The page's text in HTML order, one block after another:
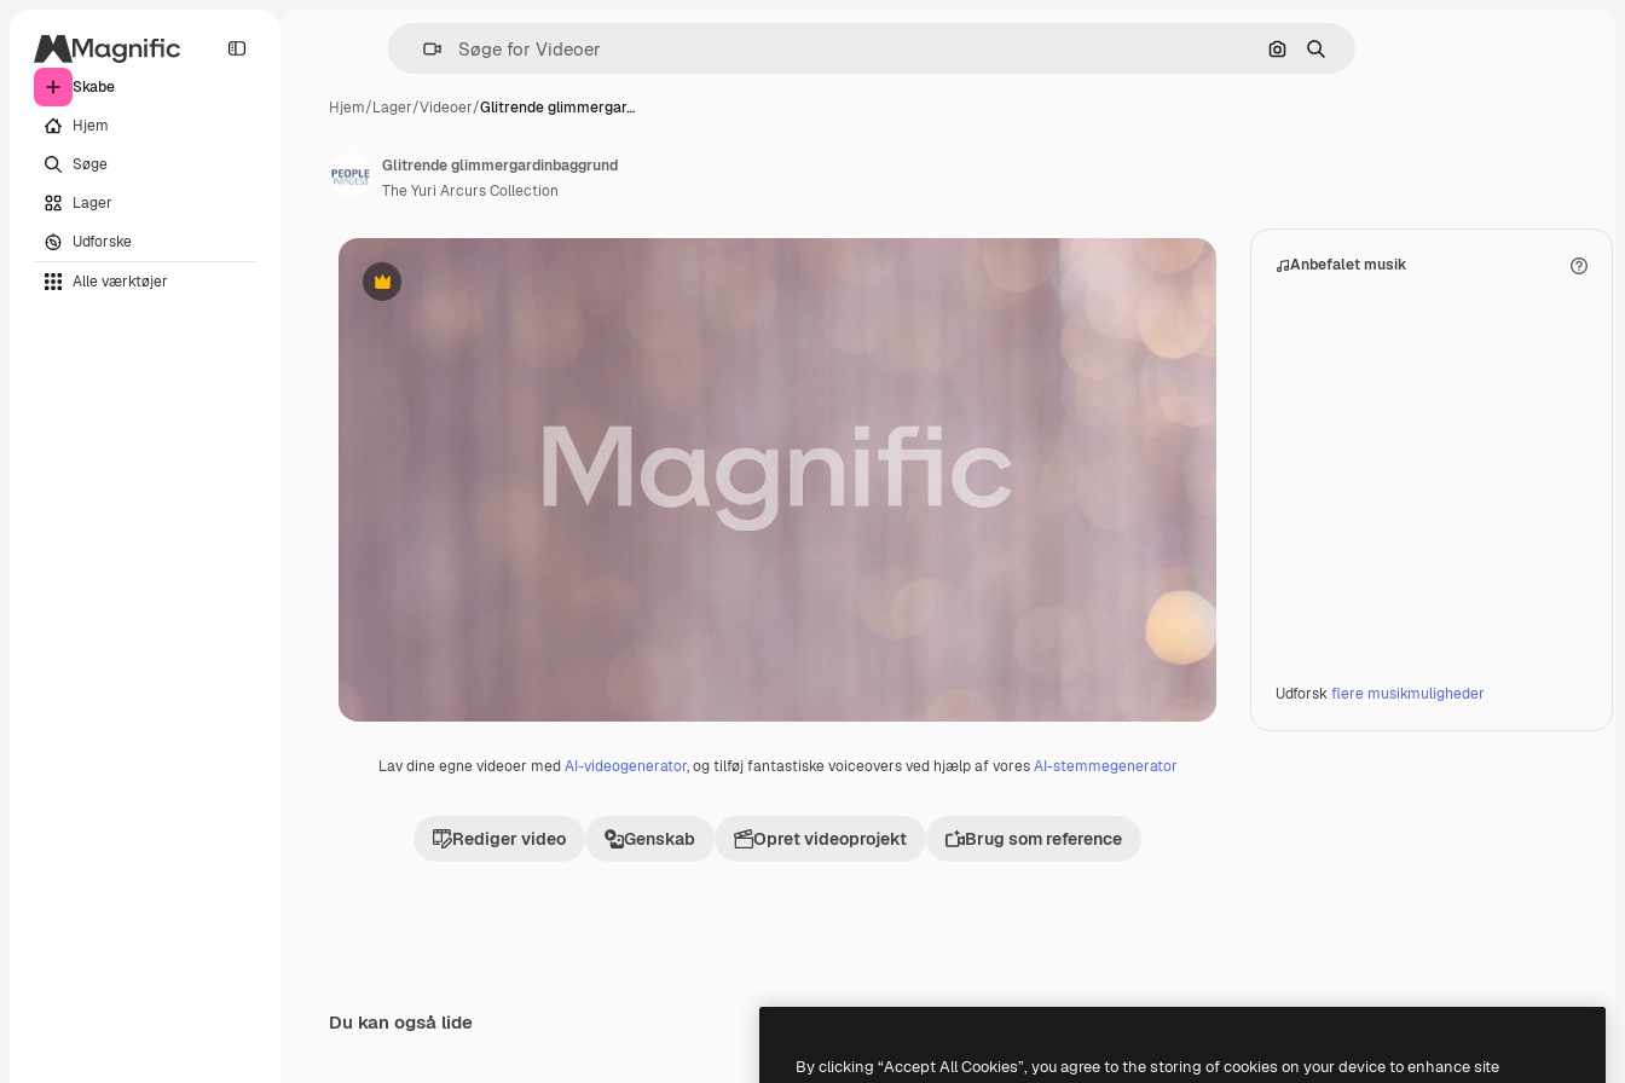
Skabe
Hjem
Søge
Lager
Udforske
Alle værktøjer
Søg efter billede
Søge
Hjem/Lager/Videoer/Glitrende glimmergar…
Præmie
Lav dine egne videoer medAI-videogenerator, og tilføj fantastiske voiceovers ved hjælp af voresAI-stemmegenerator
Rediger video Genskab Opret videoprojekt Brug som reference
Anbefalet musik
Udforskflere musikmuligheder
Glitrende glimmergardinbaggrund
The Yuri Arcurs Collection
Du kan også lide
By clicking “Accept All Cookies”, you agree to the storing of cookies on your device to enhance site